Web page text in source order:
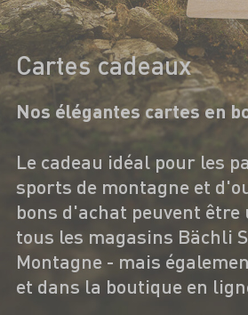
Cartes cadeaux
Nos élégantes cartes en
Le cadeau idéal pour les
sports de montagne et
bons d'achat peuvent
tous les magasins Bächli
Montagne - mais
et dans la boutique en